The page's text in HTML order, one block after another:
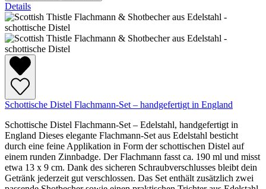
Details
Schottische Distel Flachmann-Set – handgefertigt in England
Schottische Distel Flachmann-Set – Edelstahl, handgefertigt in
England Dieses elegante Flachmann-Set aus Edelstahl besticht
durch eine feine Applikation in Form der schottischen Distel auf
einem runden Zinnbadge. Der Flachmann fasst ca. 190 ml und misst
etwa 13 x 9 cm. Dank des sicheren Schraubverschlusses bleibt dein
Getränk jederzeit gut verschlossen. Das Set enthält zusätzlich zwei